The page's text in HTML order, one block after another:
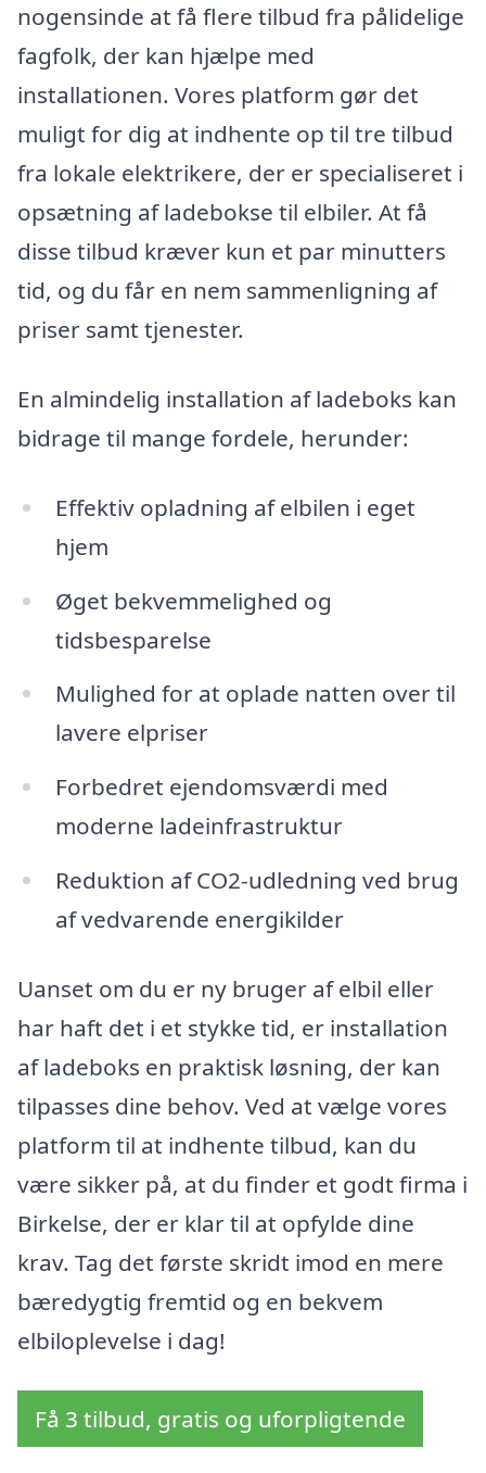
nogensinde at få flere tilbud fra pålidelige
fagfolk, der kan hjælpe med
installationen. Vores platform gør det
muligt for dig at indhente op til tre tilbud
fra lokale elektrikere, der er specialiseret i
opsætning af ladebokse til elbiler. At få
disse tilbud kræver kun et par minutters
tid, og du får en nem sammenligning af
priser samt tjenester.
En almindelig installation af ladeboks kan
bidrage til mange fordele, herunder:
Effektiv opladning af elbilen i eget
hjem
Øget bekvemmelighed og
tidsbesparelse
Mulighed for at oplade natten over til
lavere elpriser
Forbedret ejendomsværdi med
moderne ladeinfrastruktur
Reduktion af CO2-udledning ved brug
af vedvarende energikilder
Uanset om du er ny bruger af elbil eller
har haft det i et stykke tid, er installation
af ladeboks en praktisk løsning, der kan
tilpasses dine behov. Ved at vælge vores
platform til at indhente tilbud, kan du
være sikker på, at du finder et godt firma i
Birkelse, der er klar til at opfylde dine
krav. Tag det første skridt imod en mere
bæredygtig fremtid og en bekvem
elbiloplevelse i dag!
Få 3 tilbud, gratis og uforpligtende